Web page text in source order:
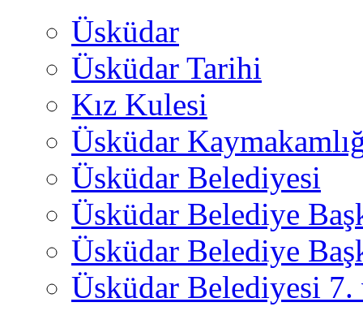
Üsküdar
Üsküdar Tarihi
Kız Kulesi
Üsküdar
Üsküdar Belediyesi
Üsküdar Belediye
Üsküdar Belediye
Üsküdar Belediyesi